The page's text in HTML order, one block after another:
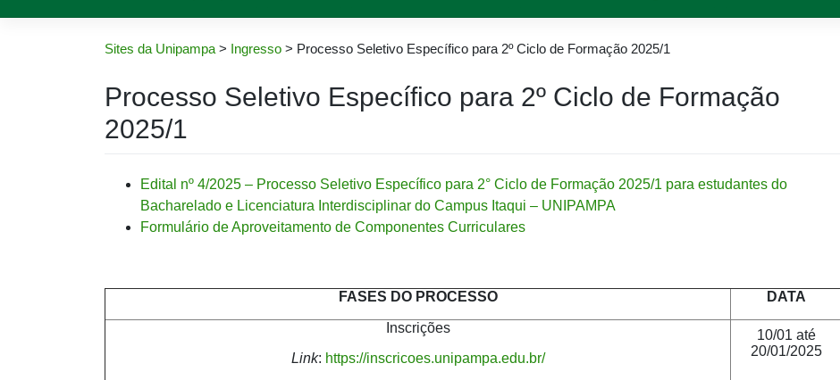
Sites da Unipampa > Ingresso > Processo Seletivo Específico para 2º Ciclo de Formação 2025/1
Processo Seletivo Específico para 2º Ciclo de Formação
2025/1
Edital nº 4/2025 – Processo Seletivo Específico para 2° Ciclo de Formação 2025/1 para estudantes do
Bacharelado e Licenciatura Interdisciplinar do Campus Itaqui – UNIPAMPA
Formulário de Aproveitamento de Componentes Curriculares
FASES DO PROCESSO DATA
Inscrições
Link: https://inscricoes.unipampa.edu.br/
10/01 até
20/01/2025